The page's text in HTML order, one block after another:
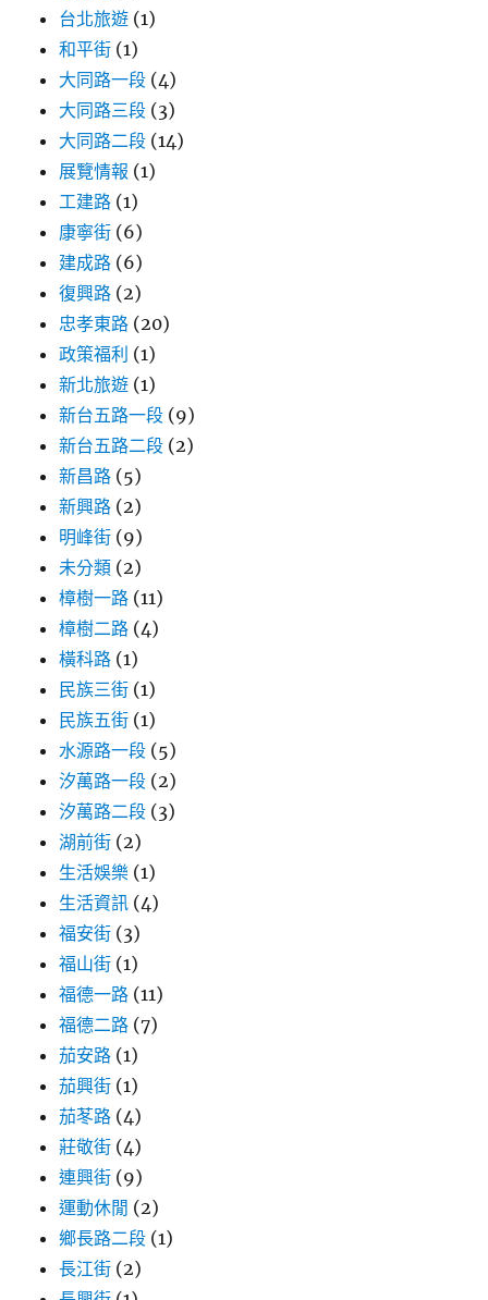
台北旅遊 (1)
和平街 (1)
大同路一段 (4)
大同路三段 (3)
大同路二段 (14)
展覽情報 (1)
工建路 (1)
康寧街 (6)
建成路 (6)
復興路 (2)
忠孝東路 (20)
政策福利 (1)
新北旅遊 (1)
新台五路一段 (9)
新台五路二段 (2)
新昌路 (5)
新興路 (2)
明峰街 (9)
未分類 (2)
樟樹一路 (11)
樟樹二路 (4)
橫科路 (1)
民族三街 (1)
民族五街 (1)
水源路一段 (5)
汐萬路一段 (2)
汐萬路二段 (3)
湖前街 (2)
生活娛樂 (1)
生活資訊 (4)
福安街 (3)
福山街 (1)
福德一路 (11)
福德二路 (7)
茄安路 (1)
茄興街 (1)
茄苳路 (4)
莊敬街 (4)
連興街 (9)
運動休閒 (2)
鄉長路二段 (1)
長江街 (2)